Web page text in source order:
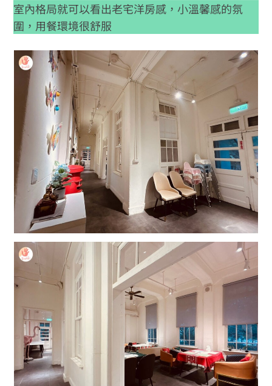
室內格局就可以看出老宅洋房感，小溫馨感的氛
圍，用餐環境很舒服